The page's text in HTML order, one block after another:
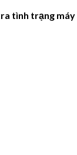
tình trạng